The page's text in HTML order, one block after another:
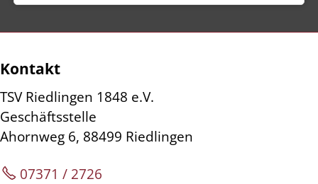
Kontakt
TSV Riedlingen 1848 e.V.
Geschäftsstelle
Ahornweg 6, 88499 Riedlingen
07371 / 2726